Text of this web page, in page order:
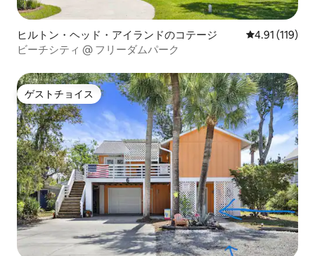
ヒルトン・ヘッド・アイランドのコテージ レビュー119
4.91 (119)
ビーチシティ @ フリーダムパーク
ゲストチョイス
ゲストチョイス